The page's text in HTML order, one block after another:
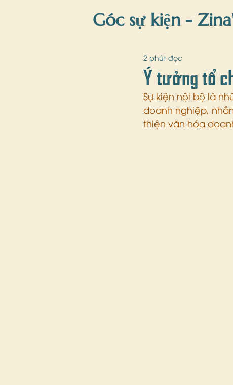
Góc sự kiện -
Zina'Blog
Ý tưởng tổ
2 phút đọc
Sự kiện nội bộ là
doanh nghiệp,
thiện văn hóa